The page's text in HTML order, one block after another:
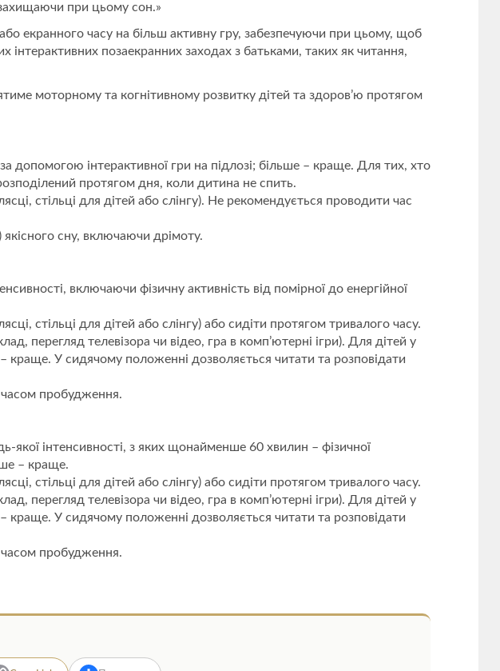
захищаючи при цьому сон.»
екранного часу на більш активну гру, забезпечуючи при цьому, щоб
інтерактивних позаекранних заходах з батьками, таких як читання,
моторному та когнітивному розвитку дітей та здоров’ю протягом
допомогою інтерактивної гри на підлозі; більше – краще. Для тих, хто
протягом дня, коли дитина не спить.
стільці для дітей або слінгу). Не рекомендується проводити час
сну, включаючи дрімоту.
включаючи фізичну активність від помірної до енергійної
стільці для дітей або слінгу) або сидіти протягом тривалого часу.
перегляд телевізора чи відео, гра в комп’ютерні ігри). Для дітей у
У сидячому положенні дозволяється читати та розповідати
часом пробудження.
інтенсивності, з яких щонайменше 60 хвилин – фізичної
– краще.
стільці для дітей або слінгу) або сидіти протягом тривалого часу.
перегляд телевізора чи відео, гра в комп’ютерні ігри). Для дітей у
У сидячому положенні дозволяється читати та розповідати
часом пробудження.